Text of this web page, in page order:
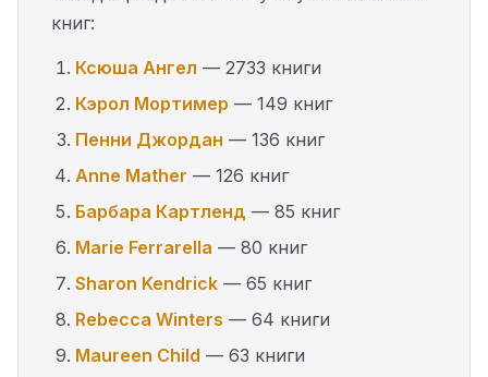
книг:
Ксюша Ангел — 2733 книги
Кэрол Мортимер — 149 книг
Пенни Джордан — 136 книг
Anne Mather — 126 книг
Барбара Картленд — 85 книг
Marie Ferrarella — 80 книг
Sharon Kendrick — 65 книг
Rebecca Winters — 64 книги
Maureen Child — 63 книги